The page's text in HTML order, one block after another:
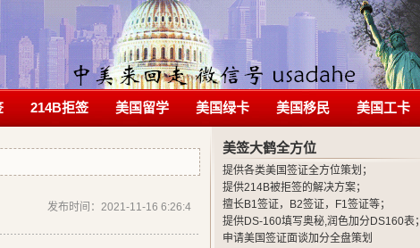
214B拒签 美国留学 美国绿卡 美国移民 美国工卡
发布时间：2021-11-16 6:26:4
美签大鹤全方位
提供各类美国签证全方位策划；
提供214B被拒签的解决方案；
擅长B1签证，B2签证，F1签证等；
提供DS-160填写奥秘,润色加分DS160表；
申请美国签证面谈加分全盘策划